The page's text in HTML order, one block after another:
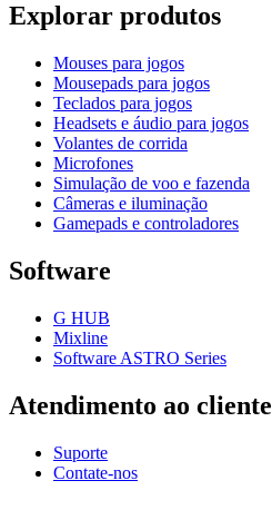
Explorar produtos
Mouses para jogos
Mousepads para jogos
Teclados para jogos
Headsets e áudio para jogos
Volantes de corrida
Microfones
Simulação de voo e fazenda
Câmeras e iluminação
Gamepads e controladores
Software
G HUB
Mixline
Software ASTRO Series
Atendimento ao cliente
Suporte
Contate-nos